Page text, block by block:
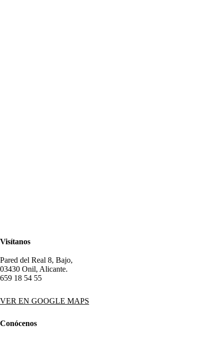
Visítanos
Pared del Real 8, Bajo,
03430 Onil, Alicante.
659 18 54 55
VER EN GOOGLE MAPS
Conócenos